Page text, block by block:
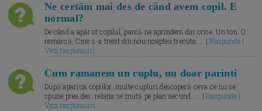
Ne certăm mai des de când avem copil. E
normal?
De când a apărut copilul, parcă ne aprindem din orice. Un ton. O
remarcă. Cine s-a trezit din nou noaptea trecuta.... |Raspunde |
Vezi raspunsuri
Cum ramanem un cuplu, nu doar parinti
După apariția copiilor, multe cupluri descoperă ceva ce nu se
spune prea des: relația se mută pe plan secund. ... |Raspunde |
Vezi raspunsuri